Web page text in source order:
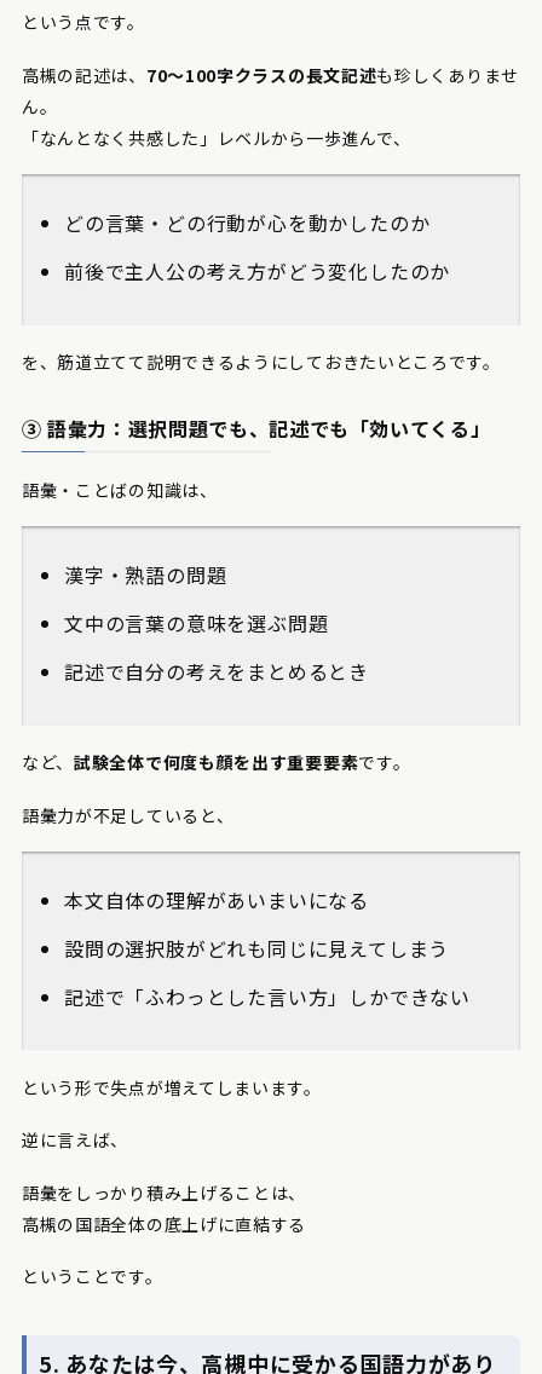
という点です。
高槻の記述は、 70〜100字クラスの長文記述も珍しくありませ
ん。
「なんとなく共感した」レベルから一歩進んで、
どの言葉・どの行動が心を動かしたのか
前後で主人公の考え方がどう変化したのか
を、筋道立てて説明できるようにしておきたいところです。
③ 語彙力：選択問題でも、記述でも「効いてくる」
語彙・ことばの知識は、
漢字・熟語の問題
文中の言葉の意味を選ぶ問題
記述で自分の考えをまとめるとき
など、試験全体で何度も顔を出す重要要素です。
語彙力が不足していると、
本文自体の理解があいまいになる
設問の選択肢がどれも同じに見えてしまう
記述で「ふわっとした言い方」しかできない
という形で失点が増えてしまいます。
逆に言えば、
語彙をしっかり積み上げることは、
高槻の国語全体の底上げに直結する
ということです。
5. あなたは今、高槻中に受かる国語力があり